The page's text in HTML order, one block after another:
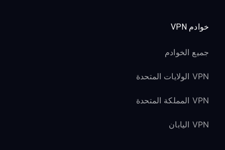
خوادم VPN
جميع الخوادم
VPN الولايات المتحدة
VPN المملكة المتحدة
VPN اليابان